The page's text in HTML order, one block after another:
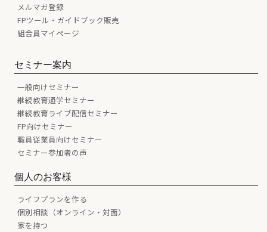
メルマガ登録
FPツール・ガイドブック販売
組合員マイページ
セミナー案内
一般向けセミナー
継続教育通学セミナー
継続教育ライブ配信セミナー
FP向けセミナー
職員従業員向けセミナー
セミナー参加者の声
個人のお客様
ライフプランを作る
個別相談（オンライン・対面）
家を持つ